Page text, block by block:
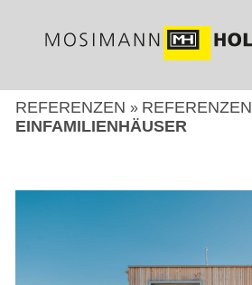
REFERENZEN
REFERENZEN
EINFAMILIENHÄUSER